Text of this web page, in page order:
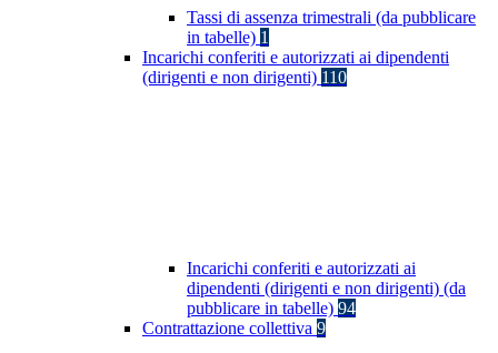
Tassi di assenza trimestrali (da pubblicare
in tabelle) 1
Incarichi conferiti e autorizzati ai dipendenti
(dirigenti e non dirigenti) 110
Incarichi conferiti e autorizzati ai
dipendenti (dirigenti e non dirigenti) (da
pubblicare in tabelle) 94
Contrattazione collettiva 9